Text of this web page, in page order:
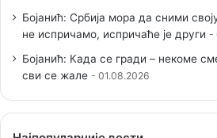
Бојанић: Србија мора да сними
не испричамо, испричаће је други
Бојанић: Када се гради – некоме
сви се жале
01.08.2026